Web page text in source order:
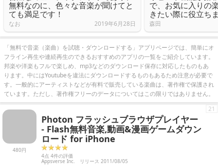
無料なのに、色々な音楽が聞けてと
ても満足です！
なお 2019年6月28日
で、お気に入りの
きたい際に役立ち
森田
「無料で音楽（楽曲）を試聴・ダウンロードする」アプリページでは、簡単にオ
フライン再生や連続再生のできるおすすめのアプリの一覧をご紹介しています。
邦楽や洋楽もフルで楽しめ、mp3などのダウンロード保存に対応したものもあ
ります。中にはYoutubeを違法にダウンロードするものもあるため注意が必要で
す。一般的にアーティストなどが有料で販売している楽曲は、著作権で保護され
ています。ただし、著作権フリーのデータについてはこの限りではありません。
480円
Photon フラッシュブラウザプレイヤー
- Flash無料音楽,動画&漫画ゲームダウン
ロード for iPhone
4点 4件の評価
Appsverse Inc. リリース 2011/08/05
21